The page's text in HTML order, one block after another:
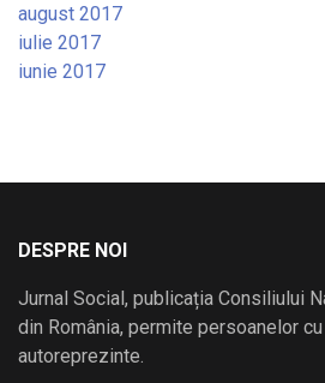
august 2017
iulie 2017
iunie 2017
DESPRE NOI
Jurnal Social, publicația Consiliului
din România, permite persoanelor
autoreprezinte.